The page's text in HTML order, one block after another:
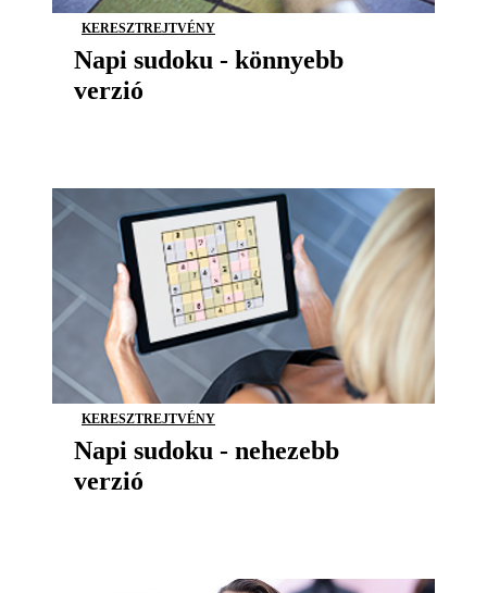
KERESZTREJTVÉNY
Napi sudoku - könnyebb
verzió
KERESZTREJTVÉNY
Napi sudoku - nehezebb
verzió